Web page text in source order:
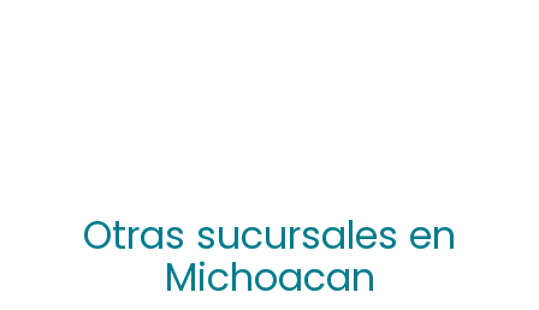
Otras sucursales en
Michoacan